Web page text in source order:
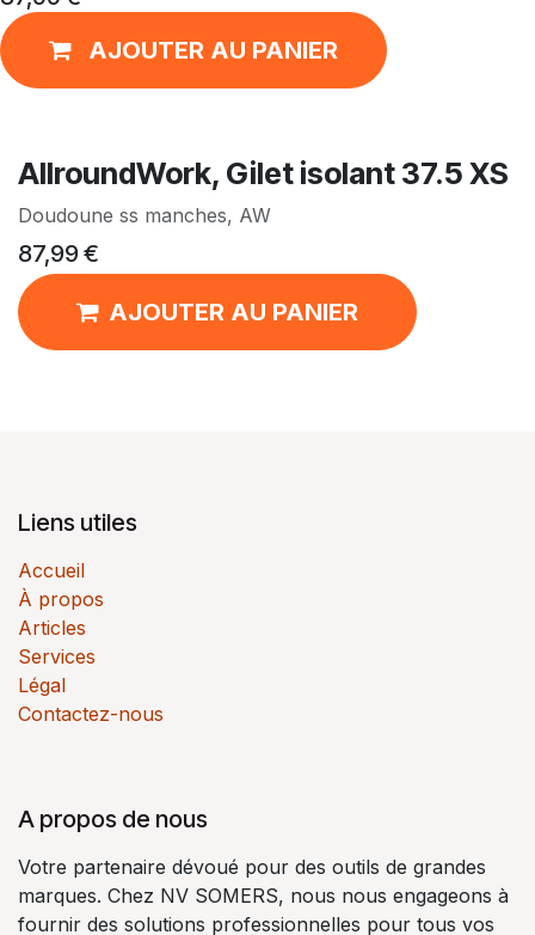
AJOUTER AU PANIER
AllroundWork, Gilet isolant 37.5 XS
Doudoune ss manches, AW
87,99€
AJOUTER AU PANIER
Liens utiles
Accueil
À propos
Articles
Services
Légal
Contactez-nous
A propos de nous
Votre partenaire dévoué pour des outils de grandes
marques. Chez NV SOMERS, nous nous engageons à
fournir des solutions professionnelles pour tous vos